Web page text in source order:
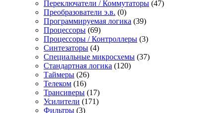
Переключатели / Коммутаторы (47)
Преобразователи э.в. (0)
Программируемая логика (39)
Процессоры (69)
Процессоры / Контроллеры (3)
Синтезаторы (4)
Специальные микросхемы (37)
Стандартная логика (120)
Таймеры (26)
Телеком (16)
Трансиверы (17)
Усилители (171)
Фильтры (3)